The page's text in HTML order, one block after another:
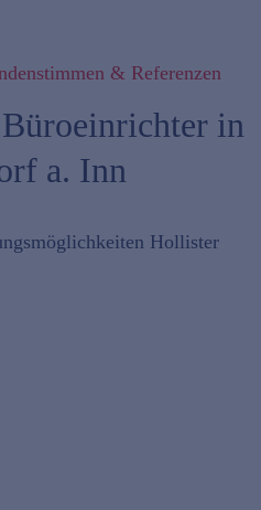
& Referenzen
in
a. Inn